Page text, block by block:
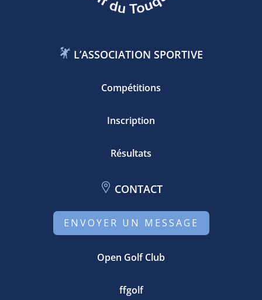
L’ASSOCIATION SPORTIVE
Compétitions
Inscription
Résultats
CONTACT
ENVOYER UN MESSAGE
Open Golf Club
ffgolf